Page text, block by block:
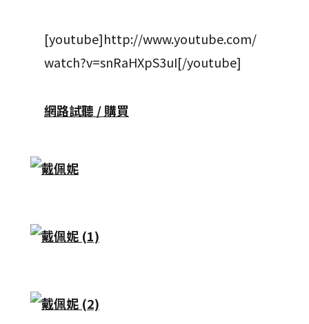
[youtube]http://www.youtube.com/
watch?v=snRaHXpS3uI[/youtube]
網路試聽 / 購買